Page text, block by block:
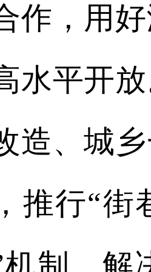
作，用
水平开
造、城
推行“街
机制，解